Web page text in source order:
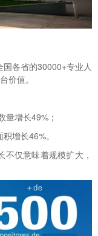
各省的30000+专业人
价值。
量增长49%；
增长46%。
仅意味着规模扩大，